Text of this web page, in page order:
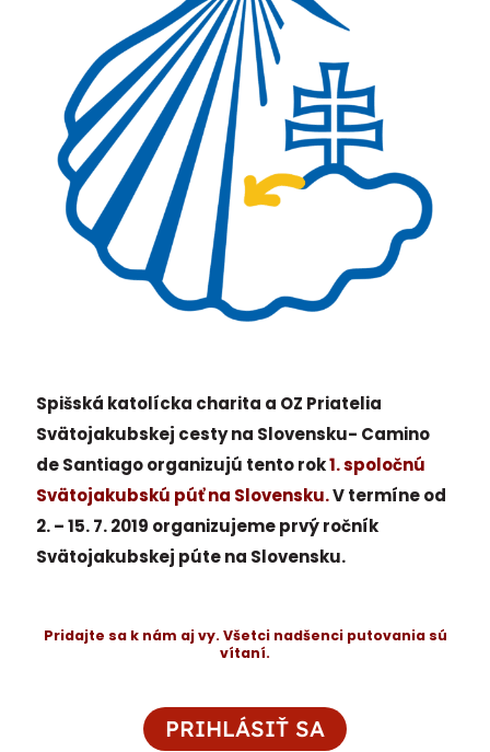
Spišská katolícka charita a OZ Priatelia
Svätojakubskej cesty na Slovensku- Camino
de Santiago organizujú tento rok1. spoločnú
Svätojakubskú púť na Slovensku.V termíne od
2. – 15. 7. 2019 organizujeme prvý ročník
Svätojakubskej púte na Slovensku.
Pridajte sa k nám aj vy. Všetci nadšenci putovania sú
vítaní.
PRIHLÁSIŤ SA